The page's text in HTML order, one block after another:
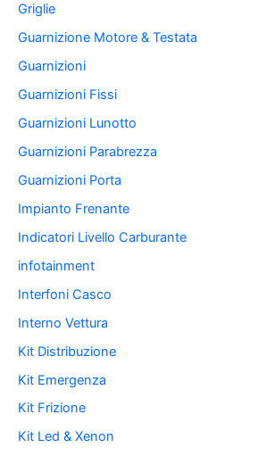
Griglie
Guarnizione Motore & Testata
Guarnizioni
Guarnizioni Fissi
Guarnizioni Lunotto
Guarnizioni Parabrezza
Guarnizioni Porta
Impianto Frenante
Indicatori Livello Carburante
infotainment
Interfoni Casco
Interno Vettura
Kit Distribuzione
Kit Emergenza
Kit Frizione
Kit Led & Xenon